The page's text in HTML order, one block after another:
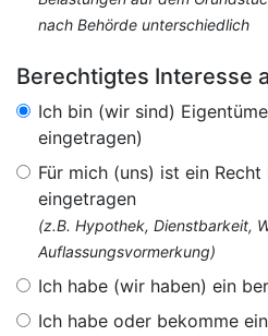
nach Behörde unterschiedlich
Berechtigtes Interesse
Ich bin (wir sind)
eingetragen)
Für mich (uns) ist ein
eingetragen
(z.B. Hypothek, Dienstbarkeit,
Auflassungsvormerkung)
Ich habe (wir haben) ein
Ich habe oder bekomme